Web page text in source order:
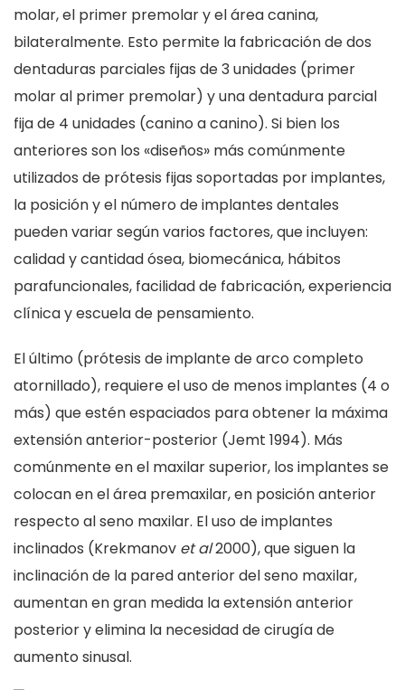
molar, el primer premolar y el área canina,
bilateralmente. Esto permite la fabricación de dos
dentaduras parciales fijas de 3 unidades (primer
molar al primer premolar) y una dentadura parcial
fija de 4 unidades (canino a canino). Si bien los
anteriores son los «diseños» más comúnmente
utilizados de prótesis fijas soportadas por implantes,
la posición y el número de implantes dentales
pueden variar según varios factores, que incluyen:
calidad y cantidad ósea, biomecánica, hábitos
parafuncionales, facilidad de fabricación, experiencia
clínica y escuela de pensamiento.
El último (prótesis de implante de arco completo
atornillado), requiere el uso de menos implantes (4 o
más) que estén espaciados para obtener la máxima
extensión anterior-posterior (Jemt 1994). Más
comúnmente en el maxilar superior, los implantes se
colocan en el área premaxilar, en posición anterior
respecto al seno maxilar. El uso de implantes
inclinados (Krekmanov et al2000), que siguen la
inclinación de la pared anterior del seno maxilar,
aumentan en gran medida la extensión anterior
posterior y elimina la necesidad de cirugía de
aumento sinusal.